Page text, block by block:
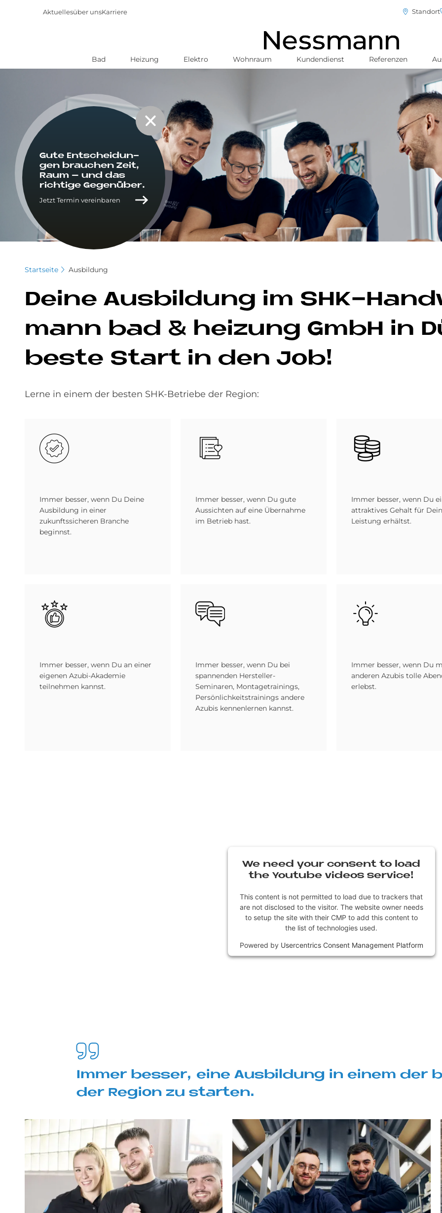
Aktuellesüber unsKarriere Standort
Bad Heizung Elektro Wohnraum Kundendienst Referenzen
Startseite Ausbildung
De­i­ne Aus­bil­dung im SHK-
mann bad & hei­zung GmbH in
be­ste Start in den Job!
Lerne in einem der besten SHK-Betriebe der Region:
Bild
Immer besser, wenn Du Deine
Ausbildung in einer
zukunftssicheren Branche
beginnst.
Bild
Immer besser, wenn Du gute
Aussichten auf eine Übernahme
im Betrieb hast.
Bild
Immer besser, wenn Du
attraktives Gehalt für
Leistung erhältst.
Bild
Immer besser, wenn Du an einer
eigenen Azubi-Akademie
teilnehmen kannst.
Bild
Immer besser, wenn Du bei
spannenden Hersteller-
Seminaren, Montagetrainings,
Persönlichkeitstrainings andere
Azubis kennenlernen kannst.
Bild
Immer besser, wenn Du
anderen Azubis tolle
erlebst.
We need your con­sent to load
the You­tube vi­de­os ser­vice!
This content is not permitted to load due to trackers that
are not disclosed to the visitor. The website owner needs
to setup the site with their CMP to add this content to
the list of technologies used.
Powered by Usercentrics Consent Management Platform
Im­mer bes­ser, eine Aus­bil­dung in ei­nem der
der Re­gi­on zu star­ten.
Gute Ent­schei­dun­
gen brau­chen Zeit,
Raum – und das
rich­ti­ge Ge­gen­über.
Jetzt Termin vereinbaren